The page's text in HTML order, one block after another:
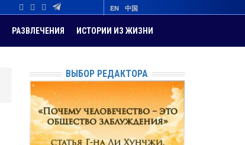
EN 中国
РАЗВЛЕЧЕНИЯ ИСТОРИИ ИЗ ЖИЗНИ
ВЫБОР РЕДАКТОРА